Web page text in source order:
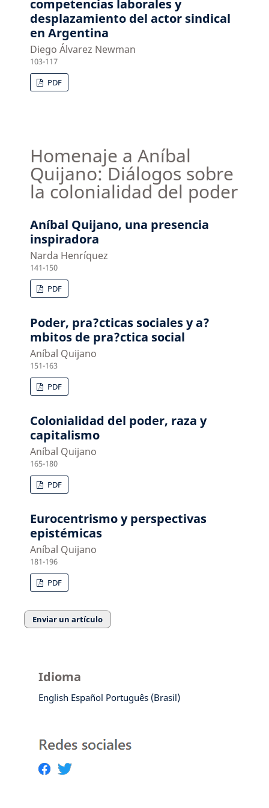
competencias laborales y
desplazamiento del actor sindical
en Argentina
Diego Álvarez Newman
103-117
PDF
Homenaje a Aníbal
Quijano: Diálogos sobre
la colonialidad del poder
Aníbal Quijano, una presencia
inspiradora
Narda Henríquez
141-150
PDF
Poder, pra?cticas sociales y a?
mbitos de pra?ctica social
Aníbal Quijano
151-163
PDF
Colonialidad del poder, raza y
capitalismo
Aníbal Quijano
165-180
PDF
Eurocentrismo y perspectivas
epistémicas
Aníbal Quijano
181-196
PDF
Enviar un artículo
Idioma
English Español Português (Brasil)